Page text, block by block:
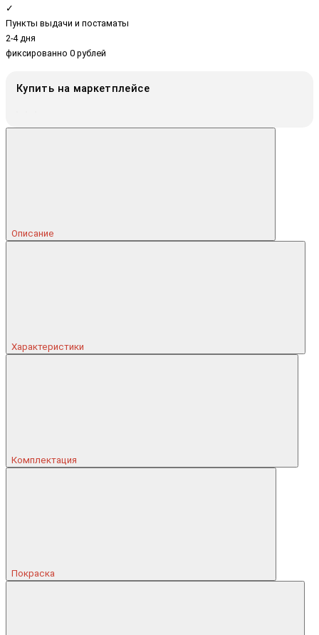
✓
Пункты выдачи и постаматы
2-4 дня
фиксированно 0 рублей
Купить на маркетплейсе
Описание
Характеристики
Комплектация
Покраска